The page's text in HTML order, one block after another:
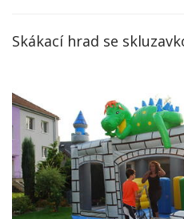
Skákací hrad se